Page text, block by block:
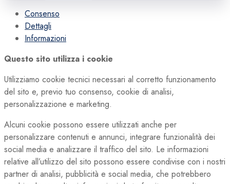
Consenso
Dettagli
Informazioni
Questo sito utilizza i cookie
Utilizziamo cookie tecnici necessari al corretto funzionamento
del sito e, previo tuo consenso, cookie di analisi,
personalizzazione e marketing.
Alcuni cookie possono essere utilizzati anche per
personalizzare contenuti e annunci, integrare funzionalità dei
social media e analizzare il traffico del sito. Le informazioni
relative all’utilizzo del sito possono essere condivise con i nostri
partner di analisi, pubblicità e social media, che potrebbero